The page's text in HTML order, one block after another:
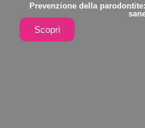
Prevenzione della
Scopri